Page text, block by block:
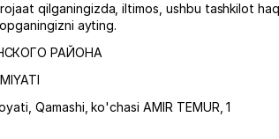
qilganingizda, iltimos, ushbu tashkilot
ayting.
РАЙОНА
Qamashi ,ko'chasi AMIR TEMUR , 1